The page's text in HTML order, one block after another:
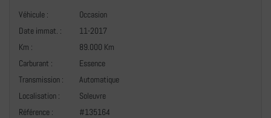
Véhicule :
Occasion
Date immat. :
11-2017
Km :
89.000 Km
Carburant :
Essence
Transmission :
Automatique
Localisation :
Soleuvre
Référence :
#135164